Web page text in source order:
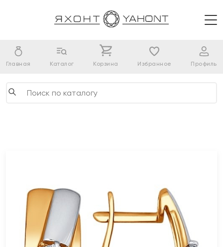
Главная Каталог Корзина Избранное Профиль